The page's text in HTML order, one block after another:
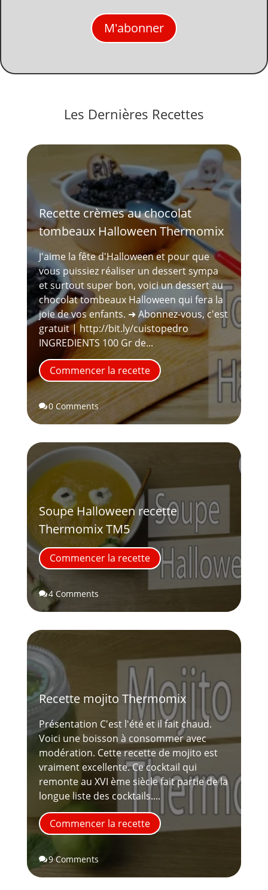
M'abonner
Les Dernières Recettes
Recette crèmes au chocolat
tombeaux Halloween Thermomix
J'aime la fête d'Halloween et pour que
vous puissiez réaliser un dessert sympa
et surtout super bon, voici un dessert au
chocolat tombeaux Halloween qui fera la
joie de vos enfants. ➜ Abonnez-vous, c'est
gratuit | http://bit.ly/cuistopedro
INGREDIENTS 100 Gr de...
Commencer la recette
0 Comments
Soupe Halloween recette
Thermomix TM5
Commencer la recette
4 Comments
Recette mojito Thermomix
Présentation C'est l'été et il fait chaud.
Voici une boisson à consommer avec
modération. Cette recette de mojito est
vraiment excellente. Ce cocktail qui
remonte au XVI ème siècle fait partie de la
longue liste des cocktails....
Commencer la recette
9 Comments